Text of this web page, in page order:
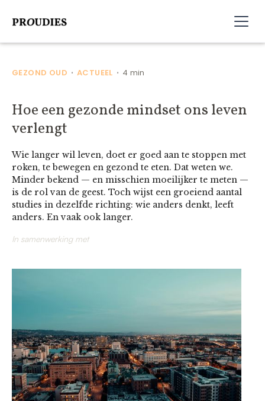
GEZOND OUD • ACTUEEL • 4 min
Hoe een gezonde mindset ons leven
verlengt
Wie langer wil leven, doet er goed aan te stoppen met
roken, te bewegen en gezond te eten. Dat weten we.
Minder bekend — en misschien moeilijker te meten —
is de rol van de geest. Toch wijst een groeiend aantal
studies in dezelfde richting: wie anders denkt, leeft
anders. En vaak ook langer.
In samenwerking met